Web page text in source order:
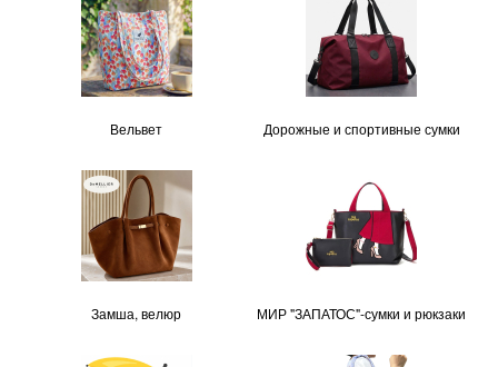
Вельвет Дорожные и спортивные сумки
Замша, велюр МИР "ЗАПАТОС"-сумки и рюкзаки